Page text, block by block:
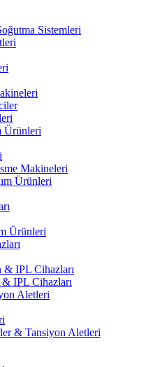
Sistemleri
Ürünleri
Makineleri
Ürünleri
Ürünleri
& IPL Cihazları
IPL Cihazları
Aletleri
& Tansiyon Aletleri